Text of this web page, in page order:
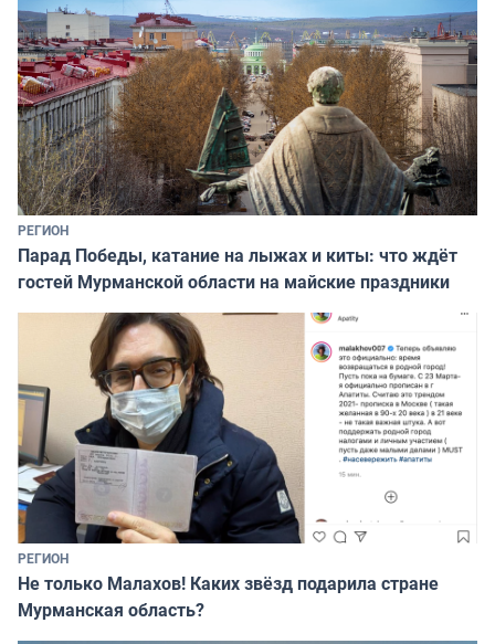
РЕГИОН
Парад Победы, катание на лыжах и киты: что ждёт
гостей Мурманской области на майские праздники
РЕГИОН
Не только Малахов! Каких звёзд подарила стране
Мурманская область?